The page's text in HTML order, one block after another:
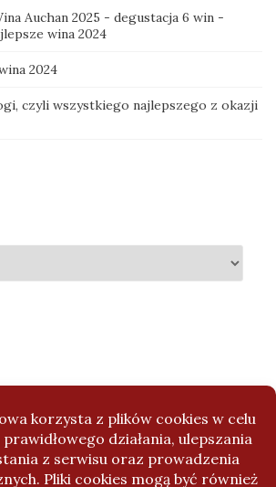
Auchan 2025 - degustacja 6 win -
wina 2024
2024
czyli wszystkiego najlepszego z okazji